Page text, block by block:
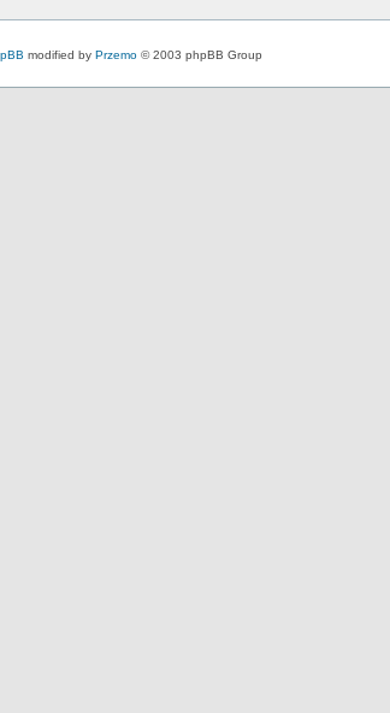
modified by Przemo © 2003 phpBB Group